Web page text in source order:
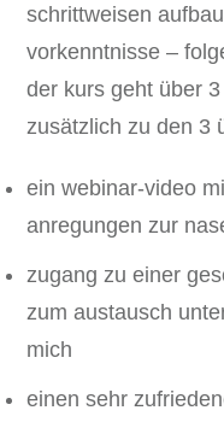
schrittweisen
vorkenntnisse –
der kurs geht über
zusätzlich zu den 3
ein webinar-video
anregungen zur
zugang zu einer
zum austausch
mich
einen sehr